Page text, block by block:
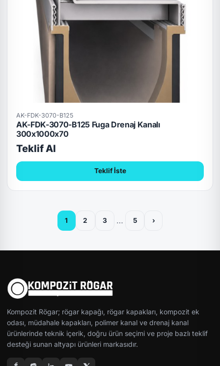
AK-FDK-3070-B125
AK-FDK-3070-B125 Fuga Drenaj Kanalı
300x1000x70
Teklif Al
Teklif İste
1 2 3 … 5 ›
Kompozit Rögar; rögar kapağı, rögar kapakları, kompozit ek
odası, müdahale kapakları, polimer kanal ve drenaj kanal
ürünlerinde teknik içerik, doğru ürün seçimi ve proje bazlı teklif
desteği sunan altyapı ürünleri markasıdır.